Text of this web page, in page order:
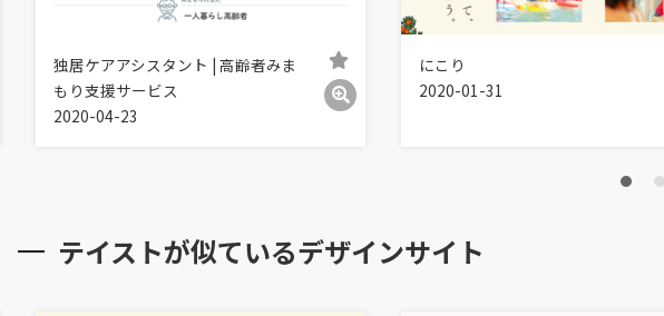
独居ケアアシスタント | 高齢者みま
もり支援サービス
2020-04-23
にこり
2020-01-31
テイストが似ているデザインサイト